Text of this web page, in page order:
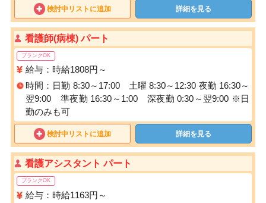
検討中リストに追加 詳細を見る
看護師(病棟) パート
ブランクOK
給与：時給1808円～
時間：日勤 8:30～17:00 土曜 8:30～12:30 夜勤 16:30～
翌9:00 準夜勤 16:30～1:00 深夜勤 0:30～翌9:00 ※日
勤のみも可
検討中リストに追加 詳細を見る
看護アシスタント パート
ブランクOK
給与：時給1163円～